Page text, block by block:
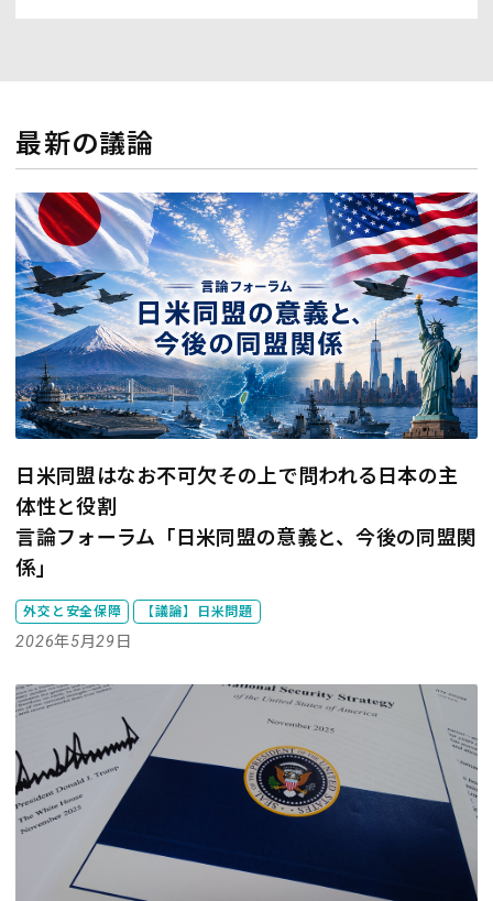
最新の議論
日米同盟はなお不可欠――その上で問われる日本の主
体性と役割
言論フォーラム「日米同盟の意義と、今後の同盟関
係」
外交と安全保障 【議論】日米問題
2026年5月29日